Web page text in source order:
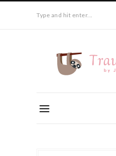
Type and hit enter...